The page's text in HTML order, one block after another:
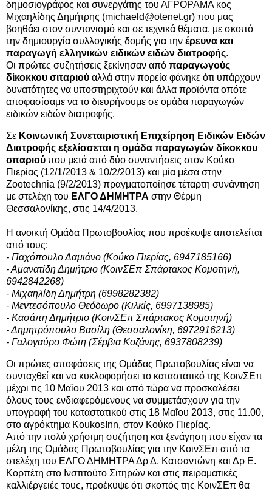
δημοσιογράφος και συνεργάτης του ΑΓΡΟΡΑΜΑ κος
Μιχαηλίδης Δημήτρης (michaeld@otenet.gr) που μας
βοηθάει στον συντονισμό και σε τεχνικά θέματα, με σκοπό
την δημιουργία συλλογικής δομής για την έρευνα και
παραγωγή ελληνικών ειδικών ειδών διατροφής.
Οι πρώτες συζητήσεις ξεκίνησαν από παραγωγούς
δίκοκκου σιταριού αλλά στην πορεία φάνηκε ότι υπάρχουν
δυνατότητες να υποστηριχτούν και άλλα προϊόντα οπότε
αποφασίσαμε να το διευρήνουμε σε ομάδα παραγωγών
ειδικών ειδών διατροφής.
Σε Κοινωνική Συνεταιριστική Επιχείρηση Ειδικών Ειδών
Διατροφής εξελίσσεται η ομάδα παραγωγών δίκοκκου
σιταριού που μετά από δύο συναντήσεις στον Κούκο
Πιερίας (12/1/2013 & 10/2/2013) και μία μέσα στην
Zootechnia (9/2/2013) πραγματοποίησε τέταρτη συνάντηση
με στελέχη του ΕΛΓΟ ΔΗΜΗΤΡΑ στην Θέρμη
Θεσσαλονίκης, στις 14/4/2013.
Η ανοικτή Ομάδα Πρωτοβουλίας που προέκυψε αποτελείται
από τους:
- Παχόπουλο Δαμιάνο (Κούκο Πιερίας, 6947185166)
- Αμανατίδη Δημήτριο (ΚοινΣΕπ Σπάρτακος Κομοτηνή,
6942842268)
- Μιχαηλίδη Δημήτρη (6998282382)
- Μεντεσόπουλο Θεόδωρο (Κιλκίς, 6997138985)
- Κασάπη Δημήτριο (ΚοινΣΕπ Σπάρτακος Κομοτηνή)
- Δημητρόπουλο Βασίλη (Θεσσαλονίκη, 6972916213)
- Γαλογαύρο Φώτη (Σέρβια Κοζάνης, 6937808239)
Οι πρώτες αποφάσεις της Ομάδας Πρωτοβουλίας είναι να
συνταχθεί και να κυκλοφορήσει το καταστατικό της ΚοινΣΕπ
μέχρι τις 10 Μαΐου 2013 και από τώρα να προσκαλέσει
όλους τους ενδιαφερόμενους να συμμετάσχουν για την
υπογραφή του καταστατικού στις 18 Μαΐου 2013, στις 11.00,
στο αγρόκτημα KoukosInn, στον Κούκο Πιερίας.
Από την πολύ χρήσιμη συζήτηση και ξενάγηση που είχαν τα
μέλη της Ομάδας Πρωτοβουλίας για την ΚοινΣΕπ από τα
στελέχη του ΕΛΓΟ ΔΗΜΗΤΡΑ Δρ Δ. Κατσαντώνη και Δρ Ε.
Κορπέτη στο Ινστιτούτο Σιτηρών και στις πειραματικές
καλλιέργειές τους, προέκυψε ότι σκοπός της ΚοινΣΕπ θα